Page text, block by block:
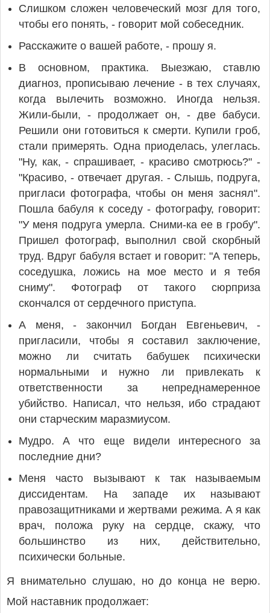
Слишком сложен человеческий мозг для того,
чтобы его понять, - говорит мой собеседник.
Расскажите о вашей работе, - прошу я.
В основном, практика. Выезжаю, ставлю
диагноз, прописываю лечение - в тех случаях,
когда вылечить возможно. Иногда нельзя.
Жили-были, - продолжает он, - две бабуси.
Решили они готовиться к смерти. Купили гроб,
стали примерять. Одна приоделась, улеглась.
"Ну, как, - спрашивает, - красиво смотрюсь?" -
"Красиво, - отвечает другая. - Слышь, подруга,
пригласи фотографа, чтобы он меня заснял".
Пошла бабуля к соседу - фотографу, говорит:
"У меня подруга умерла. Сними-ка ее в гробу".
Пришел фотограф, выполнил свой скорбный
труд. Вдруг бабуля встает и говорит: "А теперь,
соседушка, ложись на мое место и я тебя
сниму". Фотограф от такого сюрприза
скончался от сердечного приступа.
А меня, - закончил Богдан Евгеньевич, -
пригласили, чтобы я составил заключение,
можно ли считать бабушек психически
нормальными и нужно ли привлекать к
ответственности за непреднамеренное
убийство. Написал, что нельзя, ибо страдают
они старческим маразмиусом.
Мудро. А что еще видели интересного за
последние дни?
Меня часто вызывают к так называемым
диссидентам. На западе их называют
правозащитниками и жертвами режима. А я как
врач, положа руку на сердце, скажу, что
большинство из них, действительно,
психически больные.
Я внимательно слушаю, но до конца не верю.
Мой наставник продолжает: